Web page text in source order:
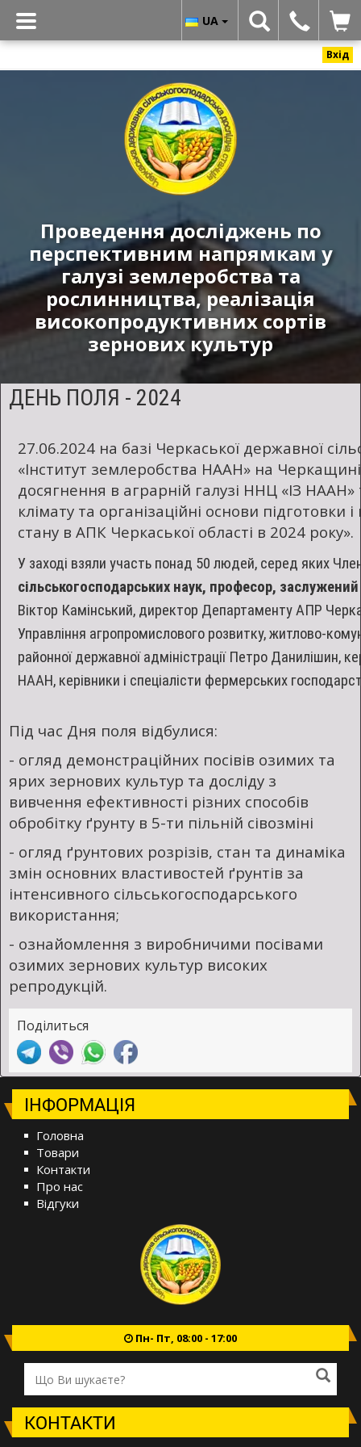
Вхід
сільськогосподарська
НААН»
Реалізація
високоякісних
урожайних
м'якої
та
пшениці,
озимого
ярого
ячменю,
кукурудзи,
гороху.
Проведення досліджень по
перспективним напрямкам у
галузі землеробства та
рослинництва, реалізація
високопродуктивних сортів
зернових культур
UA
ДЕНЬ ПОЛЯ - 2024
27.06.2024 на базі Черкаської державної
«Інститут землеробства НААН» на
досягнення в аграрній галузі ННЦ «ІЗ
клімату та організаційні основи
стану в АПК Черкаської області в 2024 року».
У заході взяли участь понад 50 людей, серед яких
сільськогосподарських наук, професор,
Віктор Камінський, директор Департаменту АПР
Управління агропромислового розвитку, житлово-
районної державної адміністрації Петро Данилішин,
НААН, керівники і спеціалісти фермерських
Під час Дня поля відбулися:
- огляд демонстраційних посівів озимих та
ярих зернових культур та досліду з
вивчення ефективності різних способів
обробітку ґрунту в 5-ти пільній сівозміні
- огляд ґрунтових розрізів, стан та динаміка
змін основних властивостей ґрунтів за
інтенсивного сільськогосподарського
використання;
- ознайомлення з виробничими посівами
озимих зернових культур високих
репродукцій.
Поділиться
ІНФОРМАЦІЯ
Головна
Товари
Контакти
Про нас
Відгуки
Пн- Пт, 08:00 - 17:00
КОНТАКТИ